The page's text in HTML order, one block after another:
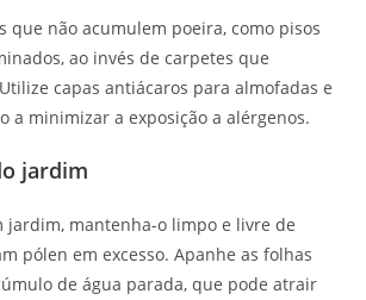
que não acumulem poeira, como pisos
ao invés de carpetes que
capas antiácaros para almofadas e
a minimizar a exposição a alérgenos.
jardim
jardim, mantenha-o limpo e livre de
pólen em excesso. Apanhe as folhas
de água parada, que pode atrair